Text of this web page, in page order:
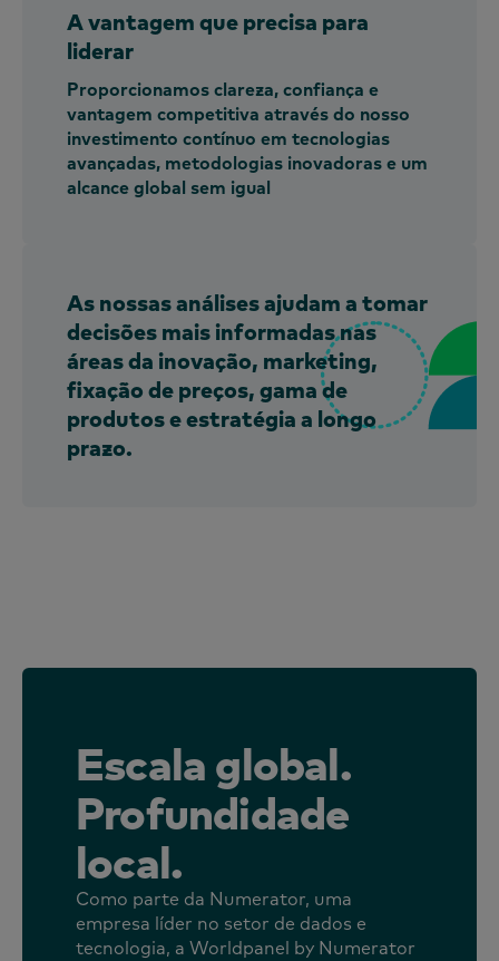
A vantagem que precisa para
liderar
Proporcionamos clareza, confiança e
vantagem competitiva através do nosso
investimento contínuo em tecnologias
avançadas, metodologias inovadoras e um
alcance global sem igual
As nossas análises ajudam a tomar
decisões mais informadas nas
áreas da inovação, marketing,
fixação de preços, gama de
produtos e estratégia a longo
prazo.
Escala global.
Profundidade
local.
Como parte da Numerator, uma
empresa líder no setor de dados e
tecnologia, a Worldpanel by Numerator